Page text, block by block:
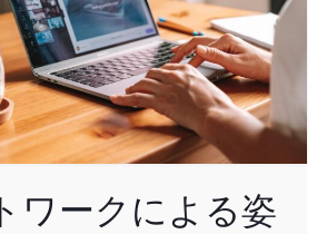
ワークによる姿